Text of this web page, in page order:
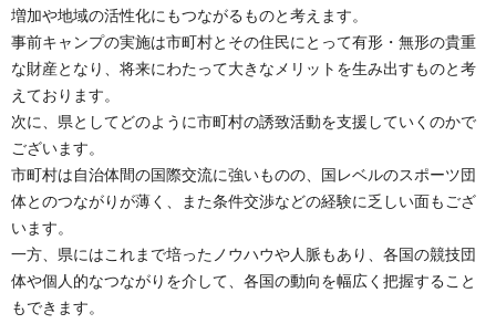
増加や地域の活性化にもつながるものと考えます。
事前キャンプの実施は市町村とその住民にとって有形・無形の貴重
な財産となり、将来にわたって大きなメリットを生み出すものと考
えております。
次に、県としてどのように市町村の誘致活動を支援していくのかで
ございます。
市町村は自治体間の国際交流に強いものの、国レベルのスポーツ団
体とのつながりが薄く、また条件交渉などの経験に乏しい面もござ
います。
一方、県にはこれまで培ったノウハウや人脈もあり、各国の競技団
体や個人的なつながりを介して、各国の動向を幅広く把握すること
もできます。